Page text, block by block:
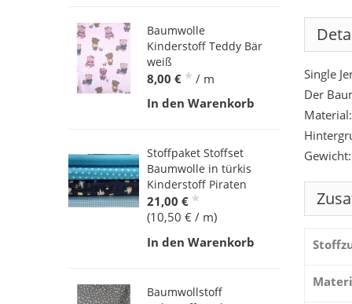
Single
Der
Baumwolle
Kinderstoff Teddy Bär
weiß
8,00 € * / m
In den Warenkorb
Stoffpaket Stoffset
Baumwolle in türkis
Kinderstoff Piraten
21,00 € *
(10,50 € / m)
In den Warenkorb
Baumwollstoff